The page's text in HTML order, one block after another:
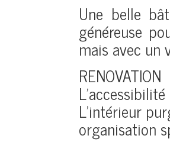
Une belle
généreuse
mais avec un
RENOVATION
L’intérieur
organisation